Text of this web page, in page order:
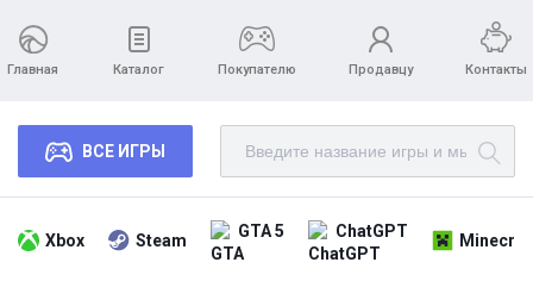
Главная Каталог Покупателю Продавцу Контакты
ВСЕ ИГРЫ
Xbox Steam GTA 5 ChatGPT